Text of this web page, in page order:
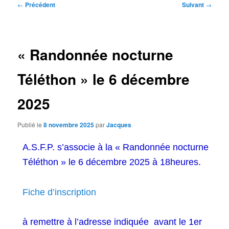
Navigation
← Précédent Suivant →
« Randonnée nocturne
Téléthon » le 6 décembre
2025
Publié le8 novembre 2025parJacques
A.S.F.P. s’associe à la « Randonnée nocturne
Téléthon » le 6 décembre 2025 à 18heures.
Fiche d’inscription
à remettre à l’adresse indiquée avant le 1er